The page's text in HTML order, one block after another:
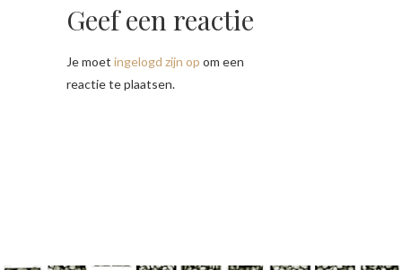
Geef een reactie
Je moet ingelogd zijn op om een
reactie te plaatsen.